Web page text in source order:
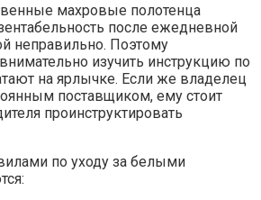
махровые полотенца
после ежедневной
неправильно. Поэтому
изучить инструкцию по
на ярлычке. Если же владелец
поставщиком, ему стоит
проинструктировать
по уходу за белыми